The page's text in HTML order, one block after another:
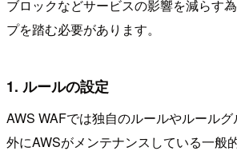
ブロックなどサービスの影響を減らす
プを踏む必要があります。
1. ルールの設定
AWS WAFでは独自のルールやルール
外にAWSがメンテナンスしている一般